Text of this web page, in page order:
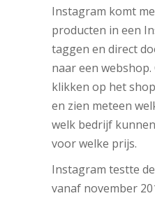
Instagram komt
producten in een
taggen en direct
naar een
klikken op het
en zien meteen
welk bedrijf
voor welke prijs.
Instagram testte
vanaf november